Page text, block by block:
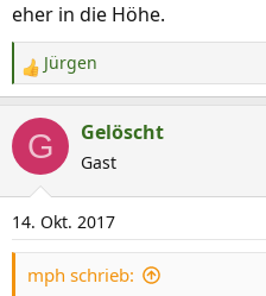
eher in die Höhe.
R
e
a
t
i
o
n
e
Jürgen
G Gelöscht
Gast
14. Okt. 2017
mph schrieb: